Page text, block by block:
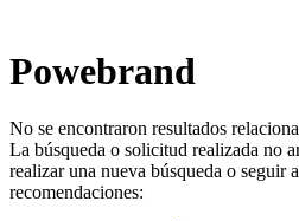
Powebrand
No se encontraron resultados
La búsqueda o solicitud realizada no
realizar una nueva búsqueda o seguir
recomendaciones: